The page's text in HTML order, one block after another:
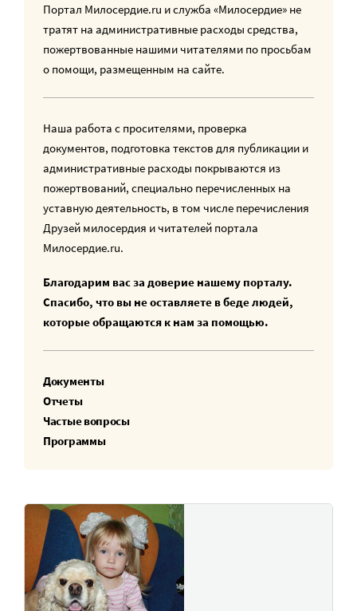
Портал Милосердие.ru и служба «Милосердие» не
тратят на административные расходы средства,
пожертвованные нашими читателями по просьбам
о помощи, размещенным на сайте.
Наша работа с просителями, проверка
документов, подготовка текстов для публикации и
административные расходы покрываются из
пожертвований, специально перечисленных на
уставную деятельность, в том числе перечисления
Друзей милосердия и читателей портала
Милосердие.ru.
Благодарим вас за доверие нашему порталу.
Спасибо, что вы не оставляете в беде людей,
которые обращаются к нам за помощью.
Документы
Отчеты
Частые вопросы
Программы